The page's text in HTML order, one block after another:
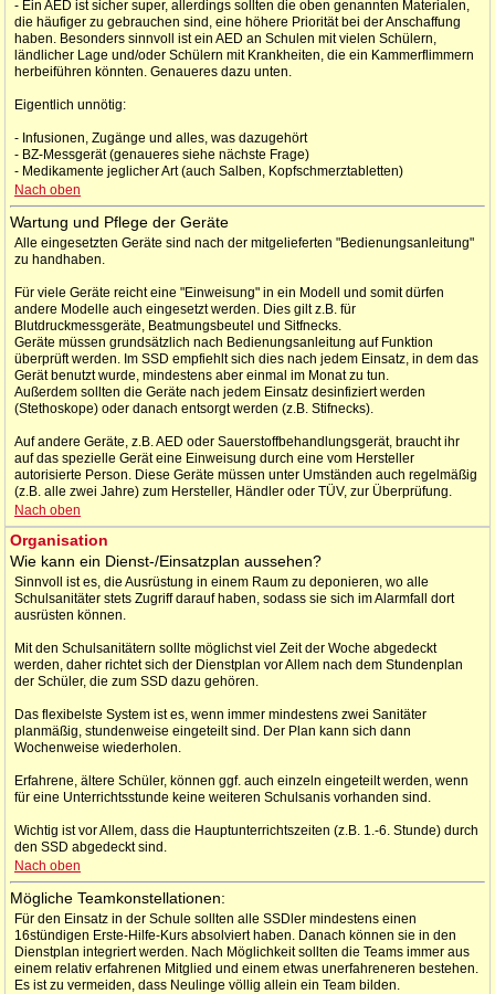
- Ein AED ist sicher super, allerdings sollten die oben genannten Materialen,
die häufiger zu gebrauchen sind, eine höhere Priorität bei der Anschaffung
haben. Besonders sinnvoll ist ein AED an Schulen mit vielen Schülern,
ländlicher Lage und/oder Schülern mit Krankheiten, die ein Kammerflimmern
herbeiführen könnten. Genaueres dazu unten.
Eigentlich unnötig:
- Infusionen, Zugänge und alles, was dazugehört
- BZ-Messgerät (genaueres siehe nächste Frage)
- Medikamente jeglicher Art (auch Salben, Kopfschmerztabletten)
Nach oben
Wartung und Pflege der Geräte
Alle eingesetzten Geräte sind nach der mitgelieferten "Bedienungsanleitung"
zu handhaben.
Für viele Geräte reicht eine "Einweisung" in ein Modell und somit dürfen
andere Modelle auch eingesetzt werden. Dies gilt z.B. für
Blutdruckmessgeräte, Beatmungsbeutel und Sitfnecks.
Geräte müssen grundsätzlich nach Bedienungsanleitung auf Funktion
überprüft werden. Im SSD empfiehlt sich dies nach jedem Einsatz, in dem das
Gerät benutzt wurde, mindestens aber einmal im Monat zu tun.
Außerdem sollten die Geräte nach jedem Einsatz desinfiziert werden
(Stethoskope) oder danach entsorgt werden (z.B. Stifnecks).
Auf andere Geräte, z.B. AED oder Sauerstoffbehandlungsgerät, braucht ihr
auf das spezielle Gerät eine Einweisung durch eine vom Hersteller
autorisierte Person. Diese Geräte müssen unter Umständen auch regelmäßig
(z.B. alle zwei Jahre) zum Hersteller, Händler oder TÜV, zur Überprüfung.
Nach oben
Organisation
Wie kann ein Dienst-/Einsatzplan aussehen?
Sinnvoll ist es, die Ausrüstung in einem Raum zu deponieren, wo alle
Schulsanitäter stets Zugriff darauf haben, sodass sie sich im Alarmfall dort
ausrüsten können.
Mit den Schulsanitätern sollte möglichst viel Zeit der Woche abgedeckt
werden, daher richtet sich der Dienstplan vor Allem nach dem Stundenplan
der Schüler, die zum SSD dazu gehören.
Das flexibelste System ist es, wenn immer mindestens zwei Sanitäter
planmäßig, stundenweise eingeteilt sind. Der Plan kann sich dann
Wochenweise wiederholen.
Erfahrene, ältere Schüler, können ggf. auch einzeln eingeteilt werden, wenn
für eine Unterrichtsstunde keine weiteren Schulsanis vorhanden sind.
Wichtig ist vor Allem, dass die Hauptunterrichtszeiten (z.B. 1.-6. Stunde) durch
den SSD abgedeckt sind.
Nach oben
Mögliche Teamkonstellationen:
Für den Einsatz in der Schule sollten alle SSDler mindestens einen
16stündigen Erste-Hilfe-Kurs absolviert haben. Danach können sie in den
Dienstplan integriert werden. Nach Möglichkeit sollten die Teams immer aus
einem relativ erfahrenen Mitglied und einem etwas unerfahreneren bestehen.
Es ist zu vermeiden, dass Neulinge völlig allein ein Team bilden.